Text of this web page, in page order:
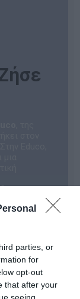
parties, or
for
opt-out
that after your
seeing
Με